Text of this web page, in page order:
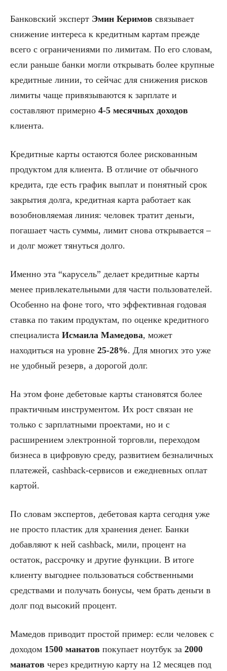
Банковский эксперт Эмин Керимов связывает
снижение интереса к кредитным картам прежде
всего с ограничениями по лимитам. По его словам,
если раньше банки могли открывать более крупные
кредитные линии, то сейчас для снижения рисков
лимиты чаще привязываются к зарплате и
составляют примерно 4-5 месячных доходов
клиента.
Кредитные карты остаются более рискованным
продуктом для клиента. В отличие от обычного
кредита, где есть график выплат и понятный срок
закрытия долга, кредитная карта работает как
возобновляемая линия: человек тратит деньги,
погашает часть суммы, лимит снова открывается –
и долг может тянуться долго.
Именно эта “карусель” делает кредитные карты
менее привлекательными для части пользователей.
Особенно на фоне того, что эффективная годовая
ставка по таким продуктам, по оценке кредитного
специалиста Исмаила Мамедова, может
находиться на уровне 25-28%. Для многих это уже
не удобный резерв, а дорогой долг.
На этом фоне дебетовые карты становятся более
практичным инструментом. Их рост связан не
только с зарплатными проектами, но и с
расширением электронной торговли, переходом
бизнеса в цифровую среду, развитием безналичных
платежей, cashback-сервисов и ежедневных оплат
картой.
По словам экспертов, дебетовая карта сегодня уже
не просто пластик для хранения денег. Банки
добавляют к ней cashback, мили, процент на
остаток, рассрочку и другие функции. В итоге
клиенту выгоднее пользоваться собственными
средствами и получать бонусы, чем брать деньги в
долг под высокий процент.
Мамедов приводит простой пример: если человек с
доходом 1500 манатов покупает ноутбук за 2000
манатов через кредитную карту на 12 месяцев под